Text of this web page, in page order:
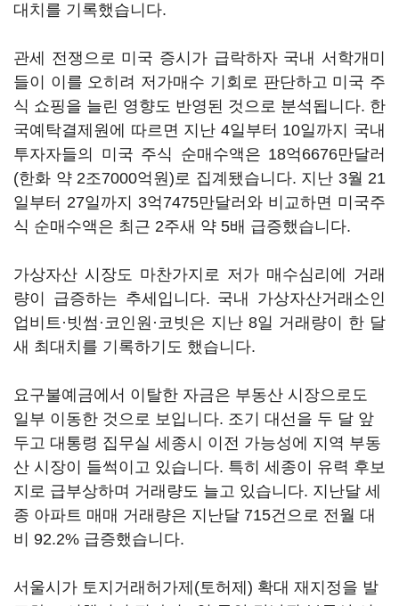
대치를 기록했습니다.
관세 전쟁으로 미국 증시가 급락하자 국내 서학개미
들이 이를 오히려 저가매수 기회로 판단하고 미국 주
식 쇼핑을 늘린 영향도 반영된 것으로 분석됩니다. 한
국예탁결제원에 따르면 지난 4일부터 10일까지 국내
투자자들의 미국 주식 순매수액은 18억6676만달러
(한화 약 2조7000억원)로 집계됐습니다. 지난 3월 21
일부터 27일까지 3억7475만달러와 비교하면 미국주
식 순매수액은 최근 2주새 약 5배 급증했습니다.
가상자산 시장도 마찬가지로 저가 매수심리에 거래
량이 급증하는 추세입니다. 국내 가상자산거래소인
업비트·빗썸·코인원·코빗은 지난 8일 거래량이 한 달
새 최대치를 기록하기도 했습니다.
요구불예금에서 이탈한 자금은 부동산 시장으로도
일부 이동한 것으로 보입니다. 조기 대선을 두 달 앞
두고 대통령 집무실 세종시 이전 가능성에 지역 부동
산 시장이 들썩이고 있습니다. 특히 세종이 유력 후보
지로 급부상하며 거래량도 늘고 있습니다. 지난달 세
종 아파트 매매 거래량은 지난달 715건으로 전월 대
비 92.2% 급증했습니다.
서울시가 토지거래허가제(토허제) 확대 재지정을 발